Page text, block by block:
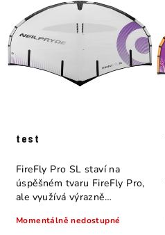
test
Momentálně nedostupné
FireFly Pro SL staví na
úspěšném tvaru FireFly Pro,
ale využívá výrazně